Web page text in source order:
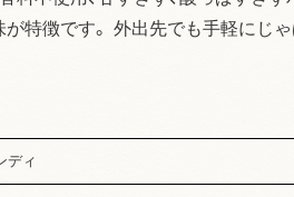
が特徴です。 外出先でも手軽にじ
ディ